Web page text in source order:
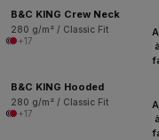
B&C KING Crew Neck
280 g/m² / Classic Fit
+17
B&C KING Hooded
280 g/m² / Classic Fit
+17